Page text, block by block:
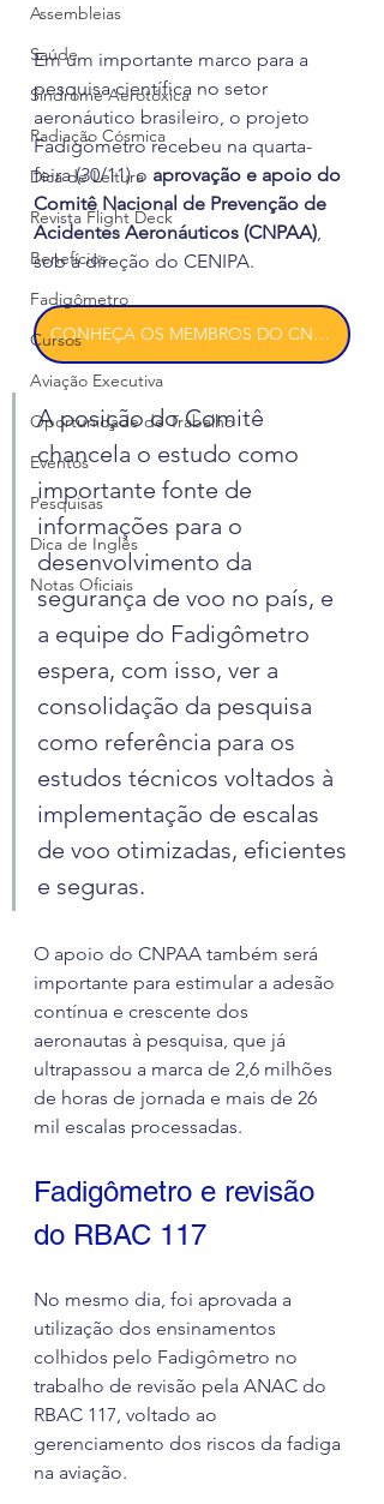
Assembleias
Saúde
Síndrome Aerotóxica
Radiação Cósmica
Dica de Leitura
Revista Flight Deck
Benefícios
Fadigômetro
Cursos
Aviação Executiva
Oportunidade de Trabalho
Eventos
Pesquisas
Dica de Inglês
Notas Oficiais
Em um importante marco para a
pesquisa científica no setor
aeronáutico brasileiro, o projeto
Fadigômetro recebeu na quarta-
feira (30/11) o aprovação e apoio do
Comitê Nacional de Prevenção de
Acidentes Aeronáuticos (CNPAA),
sob a direção do CENIPA.
CONHEÇA OS MEMBROS DO CNPAA
A posição do Comitê
chancela o estudo como
importante fonte de
informações para o
desenvolvimento da
segurança de voo no país, e
a equipe do Fadigômetro
espera, com isso, ver a
consolidação da pesquisa
como referência para os
estudos técnicos voltados à
implementação de escalas
de voo otimizadas, eficientes
e seguras.
O apoio do CNPAA também será
importante para estimular a adesão
contínua e crescente dos
aeronautas à pesquisa, que já
ultrapassou a marca de 2,6 milhões
de horas de jornada e mais de 26
mil escalas processadas.
Fadigômetro e revisão
do RBAC 117
No mesmo dia, foi aprovada a
utilização dos ensinamentos
colhidos pelo Fadigômetro no
trabalho de revisão pela ANAC do
RBAC 117, voltado ao
gerenciamento dos riscos da fadiga
na aviação.